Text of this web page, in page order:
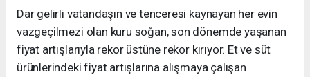
Dar gelirli vatandaşın ve tenceresi kaynayan her evin
vazgeçilmezi olan kuru soğan, son dönemde yaşanan
fiyat artışlarıyla rekor üstüne rekor kırıyor. Et ve süt
ürünlerindeki fiyat artışlarına alışmaya çalışan